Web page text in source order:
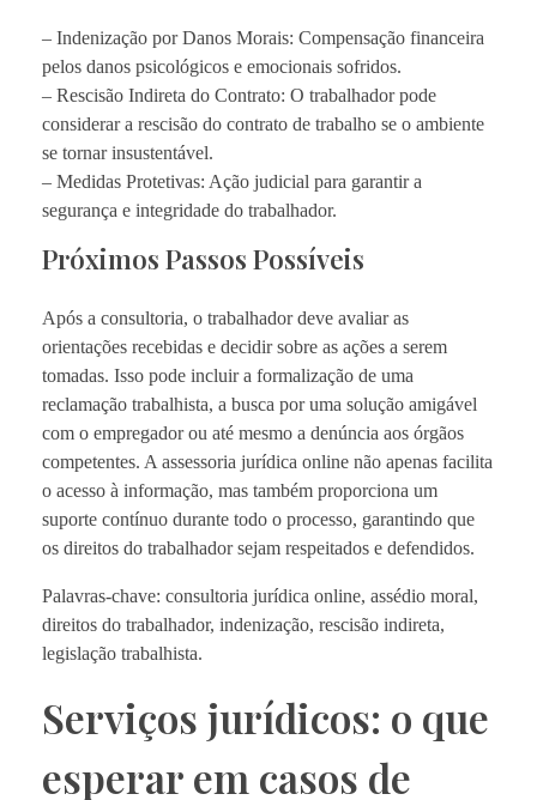
– Indenização por Danos Morais: Compensação financeira
pelos danos psicológicos e emocionais sofridos.
– Rescisão Indireta do Contrato: O trabalhador pode
considerar a rescisão do contrato de trabalho se o ambiente
se tornar insustentável.
– Medidas Protetivas: Ação judicial para garantir a
segurança e integridade do trabalhador.
Próximos Passos Possíveis
Após a consultoria, o trabalhador deve avaliar as
orientações recebidas e decidir sobre as ações a serem
tomadas. Isso pode incluir a formalização de uma
reclamação trabalhista, a busca por uma solução amigável
com o empregador ou até mesmo a denúncia aos órgãos
competentes. A assessoria jurídica online não apenas facilita
o acesso à informação, mas também proporciona um
suporte contínuo durante todo o processo, garantindo que
os direitos do trabalhador sejam respeitados e defendidos.
Palavras-chave: consultoria jurídica online, assédio moral,
direitos do trabalhador, indenização, rescisão indireta,
legislação trabalhista.
Serviços jurídicos: o que
esperar em casos de